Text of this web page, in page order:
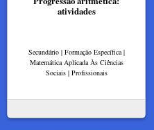
atividades
Secundário | Formação Específica |
Matemática Aplicada Às Ciências
Sociais | Profissionais